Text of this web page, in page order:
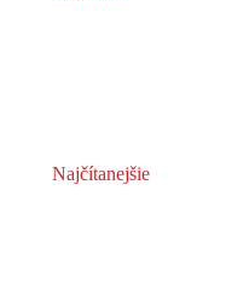
Najčítanejšie